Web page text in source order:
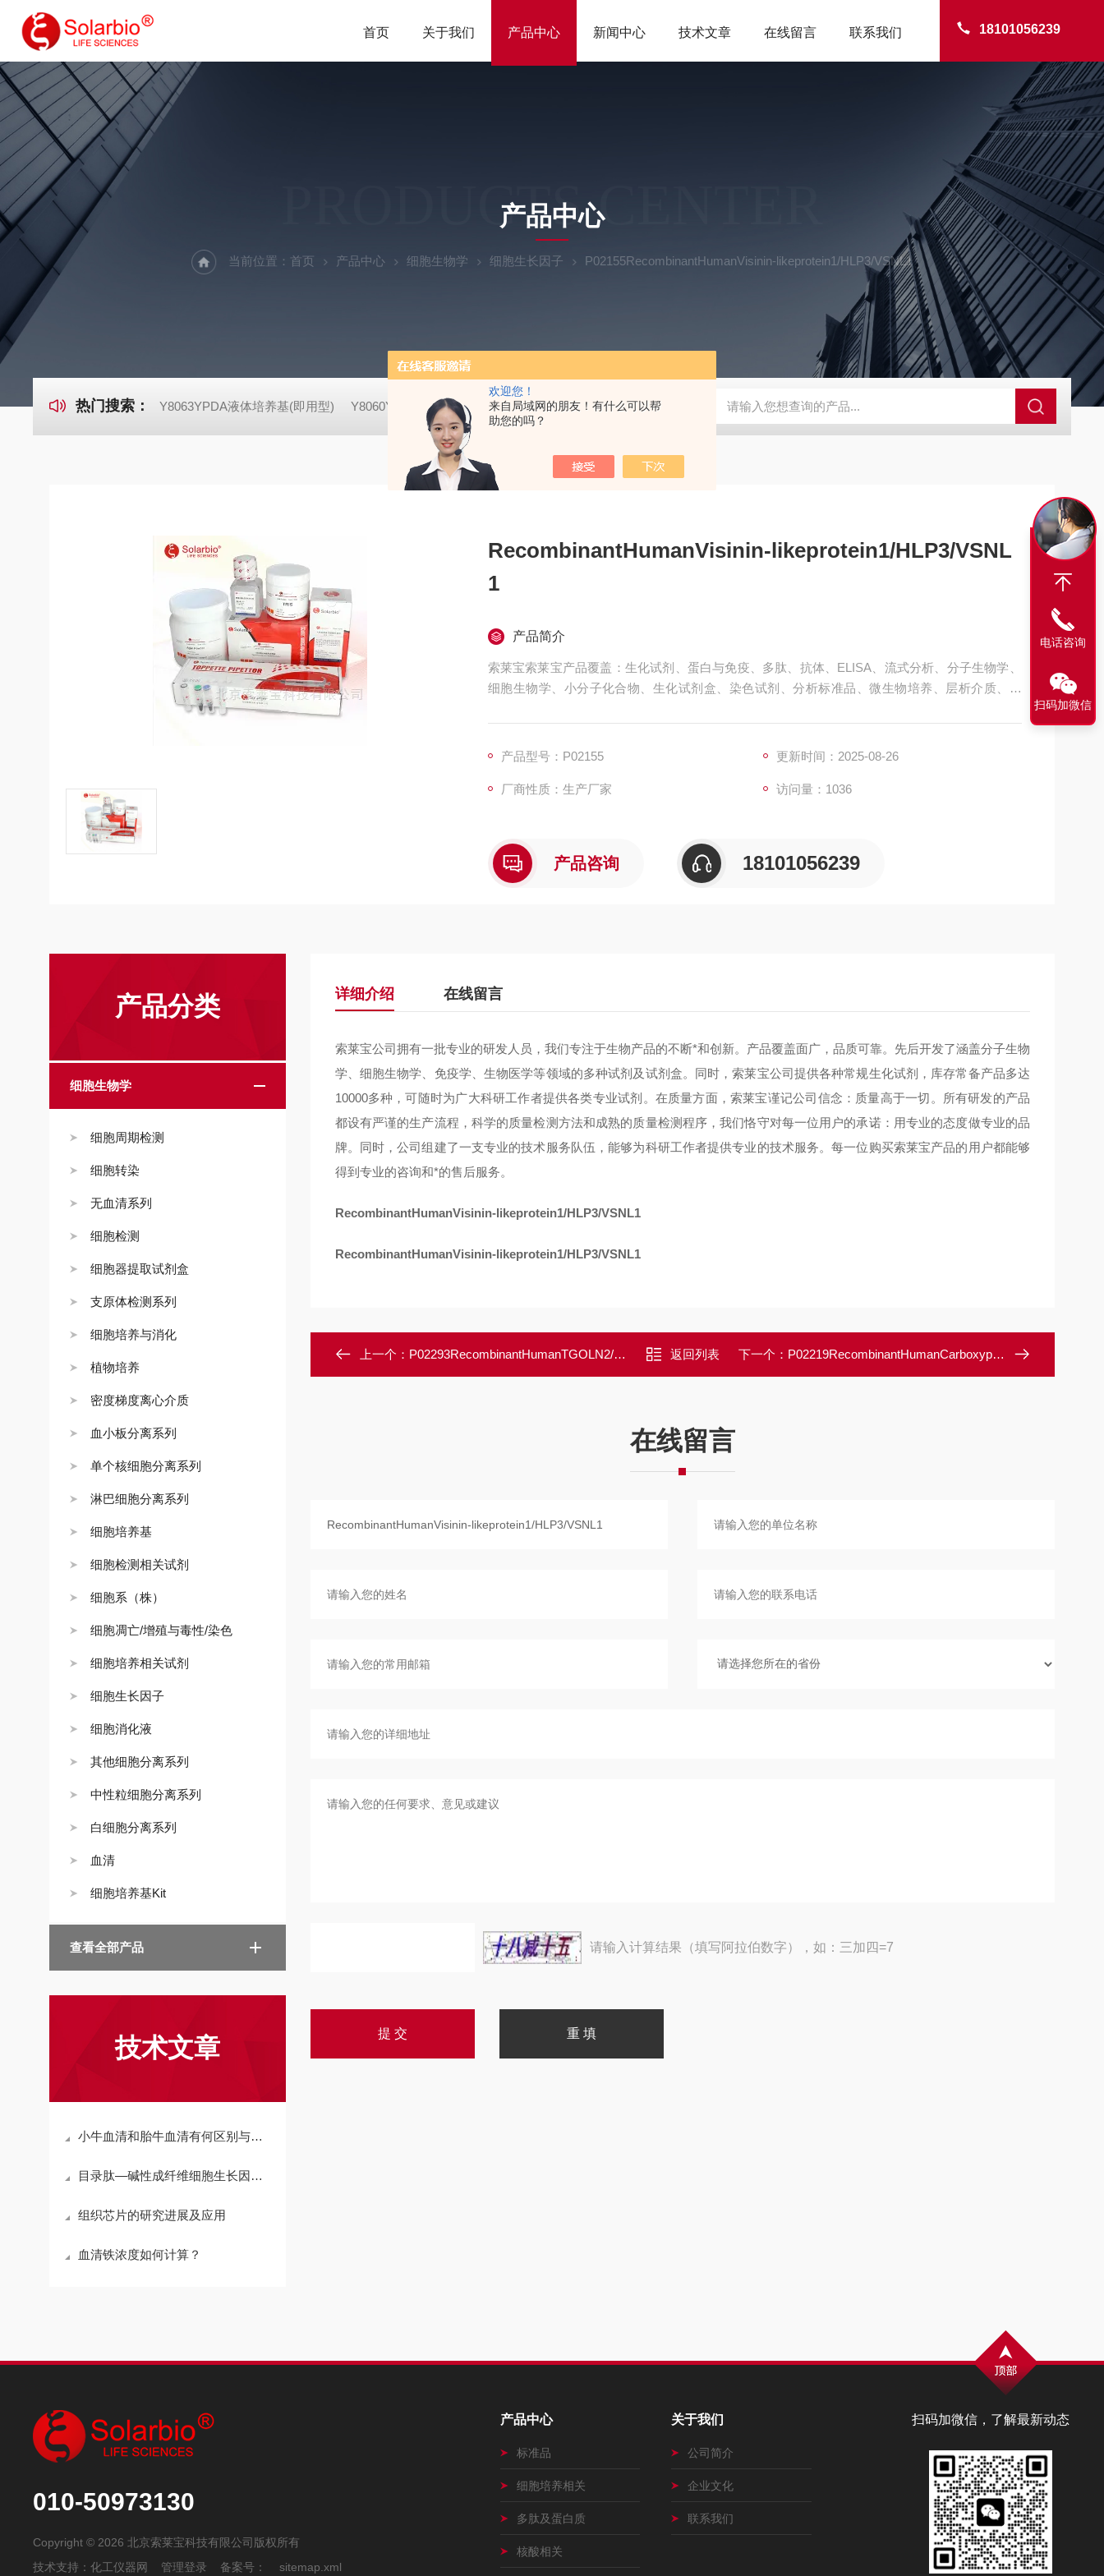
欢迎您！
来自局域网的朋友！有什么可以帮
助您的吗？
18101056239
首页 关于我们 产品中心 新闻中心 技术文章 在线留言 联系我们
PRODUCTS CENTER
产品中心
当前位置： 首页 产品中心 细胞生物学 细胞生长因子 P02155RecombinantHumanVisinin-likeprotein1/HLP3/VSNL1
热门搜索： Y8063YPDA液体培养基(即用型) Y8060YPDA培养基 G1340Masson三色染色试剂盒 X8200二甲酚橙 63721-83-5 SALK0012SolarFluor680抗体标记试剂盒 G1064
RecombinantHumanVisinin-likeprotein1/HLP3/VSNL
1
产品简介
索莱宝索莱宝产品覆盖：生化试剂、蛋白与免疫、多肽、抗体、ELISA、流式分析、分子生物学、
细胞生物学、小分子化合物、生化试剂盒、染色试剂、分析标准品、微生物培养、层析介质、磁
产品型号：P02155 更新时间：2025-08-26
厂商性质：生产厂家 访问量：1036
产品咨询 18101056239
产品分类
细胞生物学
细胞周期检测
细胞转染
无血清系列
细胞检测
细胞器提取试剂盒
支原体检测系列
细胞培养与消化
植物培养
密度梯度离心介质
血小板分离系列
单个核细胞分离系列
淋巴细胞分离系列
细胞培养基
细胞检测相关试剂
细胞系（株）
细胞凋亡/增殖与毒性/染色
细胞培养相关试剂
细胞生长因子
细胞消化液
其他细胞分离系列
中性粒细胞分离系列
白细胞分离系列
血清
细胞培养基Kit
查看全部产品
技术文章
小牛血清和胎牛血清有何区别与注意事项?
目录肽—碱性成纤维细胞生长因子(119-126)
组织芯片的研究进展及应用
血清铁浓度如何计算？
详细介绍 在线留言
索莱宝公司拥有一批专业的研发人员，我们专注于生物产品的不断*和创新。产品覆盖面广，品质可靠。先后开发了涵盖分子生物
学、细胞生物学、免疫学、生物医学等领域的多种试剂及试剂盒。同时，索莱宝公司提供各种常规生化试剂，库存常备产品多达
10000多种，可随时为广大科研工作者提供各类专业试剂。在质量方面，索莱宝谨记公司信念：质量高于一切。所有研发的产品
都设有严谨的生产流程，科学的质量检测方法和成熟的质量检测程序，我们恪守对每一位用户的承诺：用专业的态度做专业的品
牌。同时，公司组建了一支专业的技术服务队伍，能够为科研工作者提供专业的技术服务。每一位购买索莱宝产品的用户都能够
得到专业的咨询和*的售后服务。
RecombinantHumanVisinin-likeprotein1/HLP3/VSNL1
RecombinantHumanVisinin-likeprotein1/HLP3/VSNL1
上一个： P02293RecombinantHumanTGOLN2/Trans-Golginetworkintegralmembraneprotein2 返回列表 下一个： P02219RecombinantHumanCarboxypeptidaseA2/CPA2
在线留言
请输入计算结果（填写阿拉伯数字），如：三加四=7
扫码加微信，了解最新动态
010-50973130
Copyright © 2026 北京索莱宝科技有限公司版权所有
技术支持：化工仪器网 管理登录 备案号： sitemap.xml
产品中心
标准品
细胞培养相关
多肽及蛋白质
核酸相关
关于我们
公司简介
企业文化
联系我们
电话咨询
扫码加微信